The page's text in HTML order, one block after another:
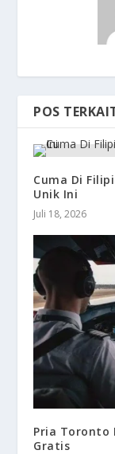
POS
Cuma Di
Unik Ini
Juli 18, 2026
Pria Toronto
Gratis